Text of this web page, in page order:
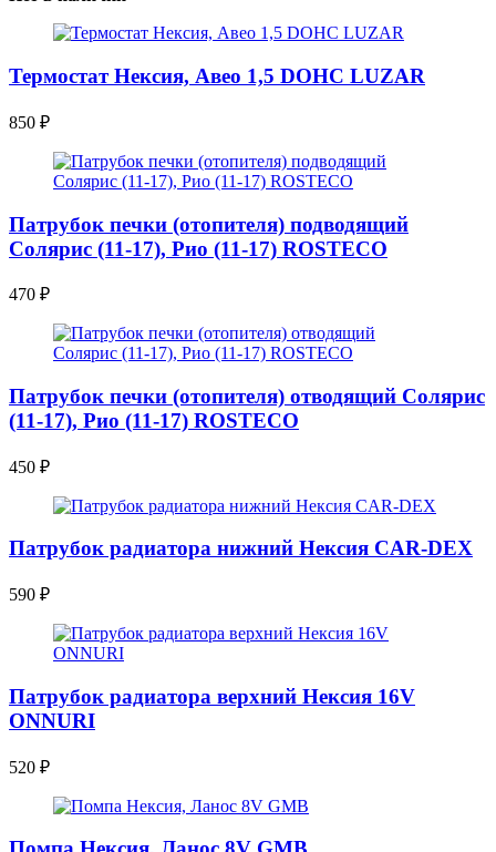
Термостат Нексия, Авео 1,5 DOHC LUZAR
850 ₽
Патрубок печки (отопителя) подводящий
Солярис (11-17), Рио (11-17) ROSTECO
470 ₽
Патрубок печки (отопителя) отводящий Солярис
(11-17), Рио (11-17) ROSTECO
450 ₽
Патрубок радиатора нижний Нексия CAR-DEX
590 ₽
Патрубок радиатора верхний Нексия 16V
ONNURI
520 ₽